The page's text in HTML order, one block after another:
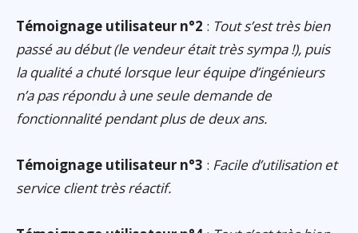
Témoignage utilisateur n°2 : Tout s’est très bien
passé au début (le vendeur était très sympa !), puis
la qualité a chuté lorsque leur équipe d’ingénieurs
n’a pas répondu à une seule demande de
fonctionnalité pendant plus de deux ans.
Témoignage utilisateur n°3 : Facile d’utilisation et
service client très réactif.